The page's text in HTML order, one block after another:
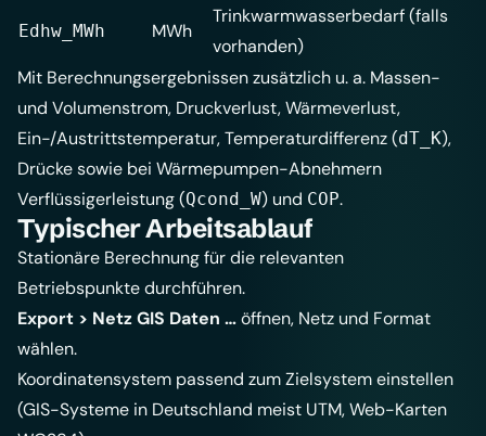
Edhw_MWh MWh
Trinkwarmwasserbedarf (falls
vorhanden)
Mit Berechnungsergebnissen zusätzlich u. a. Massen-
und Volumenstrom, Druckverlust, Wärmeverlust,
Ein-/Austrittstemperatur, Temperaturdifferenz (dT_K),
Drücke sowie bei Wärmepumpen-Abnehmern
Verflüssigerleistung (Qcond_W) und COP.
Typischer Arbeitsablauf
Stationäre Berechnung für die relevanten
Betriebspunkte durchführen.
Export > Netz GIS Daten …öffnen, Netz und Format
wählen.
Koordinatensystem passend zum Zielsystem einstellen
(GIS-Systeme in Deutschland meist UTM, Web-Karten